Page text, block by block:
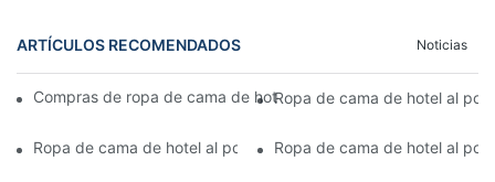
ARTÍCULOS RECOMENDADOS Noticias
Compras de ropa de cama de hotel al por mayor: cómo ahorrar
Ropa de cama de hotel al
Ropa de cama de hotel al por mayor para pedidos a gran
Ropa de cama de hotel al